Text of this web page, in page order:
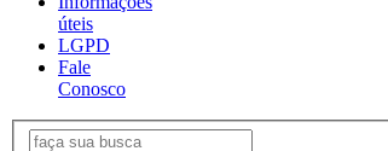
úteis
LGPD
Fale
Conosco